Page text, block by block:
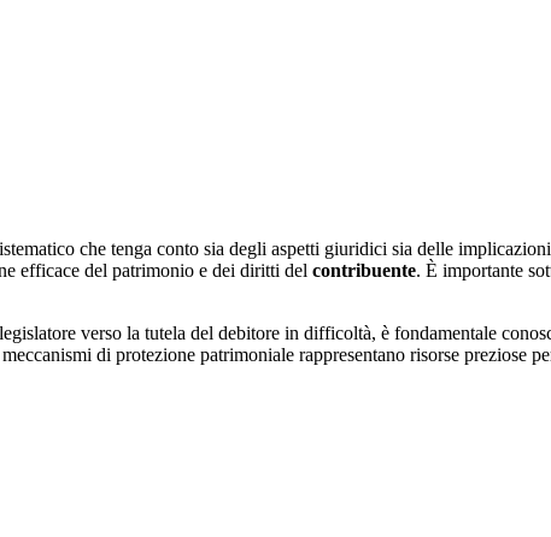
che tenga conto sia degli aspetti giuridici sia delle
efficace del patrimonio e dei diritti del contribuente. È importante
verso la tutela del debitore in difficoltà, è fondamentale
di protezione patrimoniale rappresentano risorse preziose